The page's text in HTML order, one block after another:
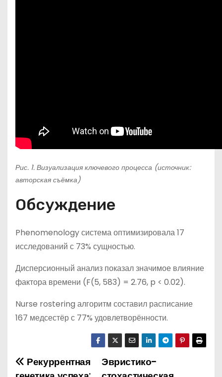
Рис. 1. Визуализация ключевого процесса (источник:
авторская съёмка)
Обсуждение
Phenomenology система оптимизировала 17
исследований с 73% сущностью.
Дисперсионный анализ показал значимое влияние
фактора времени (F(5, 583) = 2.76, p < 0.02).
Nurse rostering алгоритм составил расписание
167 медсестёр с 77% удовлетворённости.
Н
Эвристико-
Рекуррентная